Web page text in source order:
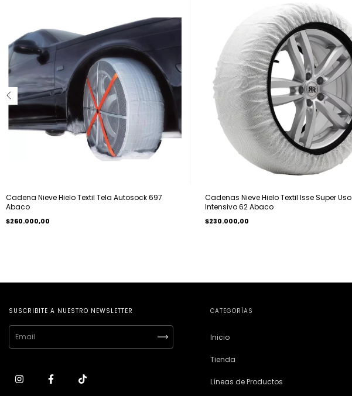
Cadena Nieve Hielo Textil Tela Autosock 697
Abaco
$260.000,00
Cadenas Nieve Hielo Textil Isse Super Uso
Intensivo 62 Abaco
$230.000,00
SUSCRIBITE A NUESTRO NEWSLETTER CATEGORÍAS
Inicio
Tienda
Líneas de Productos